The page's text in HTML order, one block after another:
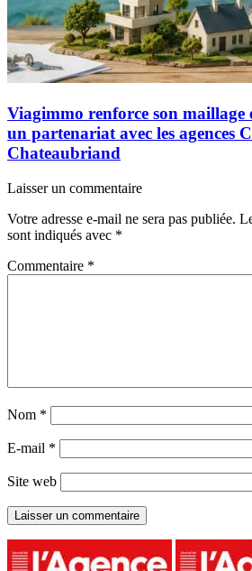
Viagimmo renforce son maillage
un partenariat avec les agences
Chateaubriand
Laisser un commentaire
Votre adresse e-mail ne sera pas publiée.
sont indiqués avec *
Commentaire *
Nom *
E-mail *
Site web